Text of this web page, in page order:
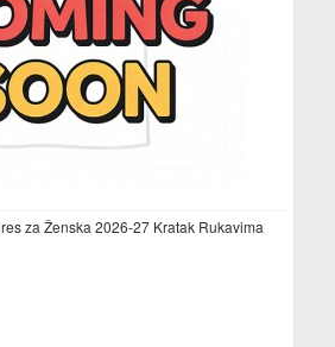
za Ženska 2026-27 Kratak Rukavima